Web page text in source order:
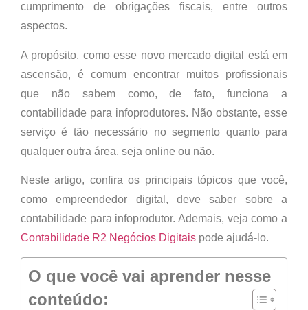
cumprimento de obrigações fiscais, entre outros
aspectos.
A propósito, como esse novo mercado digital está em
ascensão, é comum encontrar muitos profissionais
que não sabem como, de fato, funciona a
contabilidade para infoprodutores. Não obstante, esse
serviço é tão necessário no segmento quanto para
qualquer outra área, seja online ou não.
Neste artigo, confira os principais tópicos que você,
como empreendedor digital, deve saber sobre a
contabilidade para infoprodutor. Ademais, veja como a
Contabilidade R2 Negócios Digitais pode ajudá-lo.
O que você vai aprender nesse
conteúdo: